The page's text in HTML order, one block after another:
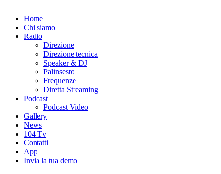
Radio 104
Like It !Home
Chi siamo
Radio
Direzione
Direzione tecnica
Speaker & DJ
Palinsesto
Frequenze
Diretta Streaming
Podcast
Podcast Video
Gallery
News
104 Tv
Contatti
App
Invia la tua demo